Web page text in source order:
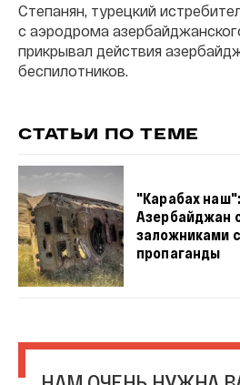
Степанян, турецкий
с аэродрома
прикрывал действия
беспилотников.
СТАТЬИ ПО ТЕМЕ
"Карабах
Азербайджан
заложниками
пропаганды